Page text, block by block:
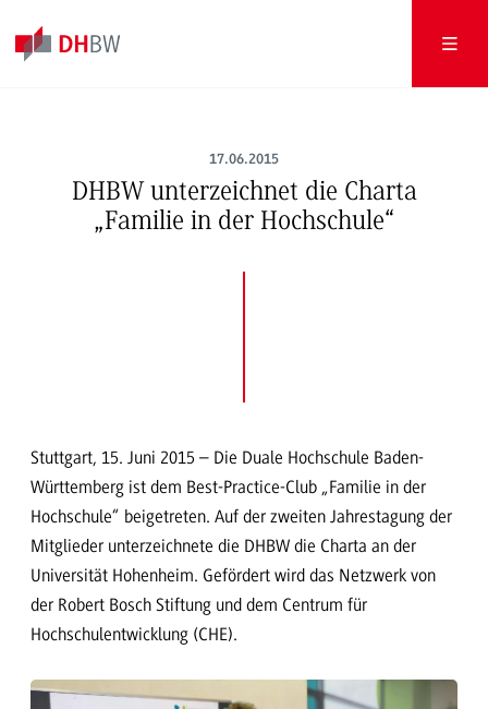
17.06.2015
DHBW unterzeichnet die Charta
„Familie in der Hochschule“
Stuttgart, 15. Juni 2015 – Die Duale Hochschule Baden-
Württemberg ist dem Best-Practice-Club „Familie in der
Hochschule“ beigetreten. Auf der zweiten Jahrestagung der
Mitglieder unterzeichnete die DHBW die Charta an der
Universität Hohenheim. Gefördert wird das Netzwerk von
der Robert Bosch Stiftung und dem Centrum für
Hochschulentwicklung (CHE).